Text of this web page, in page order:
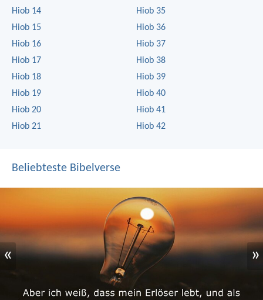
Hiob 14
Hiob 15
Hiob 16
Hiob 17
Hiob 18
Hiob 19
Hiob 20
Hiob 21
Hiob 35
Hiob 36
Hiob 37
Hiob 38
Hiob 39
Hiob 40
Hiob 41
Hiob 42
Beliebteste Bibelverse
« »